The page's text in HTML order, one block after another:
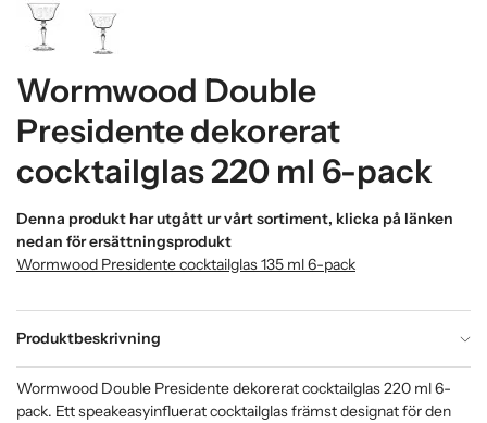
Wormwood Double
Presidente dekorerat
cocktailglas 220 ml 6-pack
Denna produkt har utgått ur vårt sortiment, klicka på länken
nedan för ersättningsprodukt
Wormwood Presidente cocktailglas 135 ml 6-pack
Produktbeskrivning
Wormwood Double Presidente dekorerat cocktailglas 220 ml 6-
pack. Ett speakeasyinfluerat cocktailglas främst designat för den